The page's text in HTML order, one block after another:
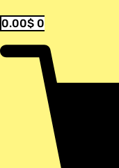
0.00$ 0